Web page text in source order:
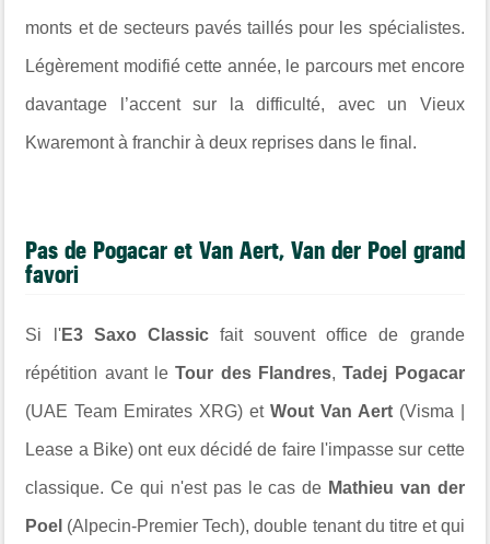
monts et de secteurs pavés taillés pour les spécialistes.
Légèrement modifié cette année, le parcours met encore
davantage l’accent sur la difficulté, avec un Vieux
Kwaremont à franchir à deux reprises dans le final.
Pas de Pogacar et Van Aert, Van der Poel grand
favori
Si l'E3 Saxo Classicfait souvent office de grande
répétition avant leTour des Flandres,Tadej Pogacar
(UAE Team Emirates XRG) etWout Van Aert(Visma |
Lease a Bike) ont eux décidé de faire l'impasse sur cette
classique. Ce qui n'est pas le cas de Mathieu van der
Poel (Alpecin-Premier Tech), double tenant du titre et qui